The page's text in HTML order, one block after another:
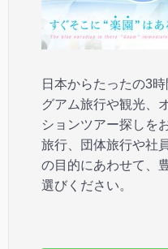
日本からたったの3
グアム旅行や観光、
ションツアー探しを
旅行、団体旅行や社
の目的にあわせて、
選びください。